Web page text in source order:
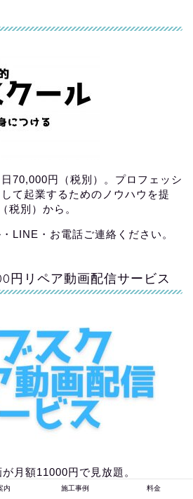
70,000円（税別）。プロフェッシ
て起業するためのノウハウを提
税別）から。
LINE・お電話ご連絡ください。
円リペア動画配信サービス
月額11000円で見放題。
更新されます。
内 施工事例 料金